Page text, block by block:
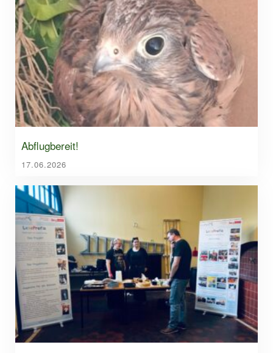
Abflugbereit!
17.06.2026